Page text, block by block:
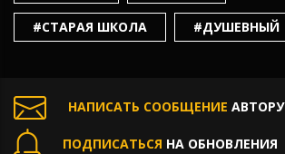
#СТАРАЯ ШКОЛА #ДУШЕВНЫЙ
НАПИСАТЬ СООБЩЕНИЕ АВТОРУ
ПОДПИСАТЬСЯ НА ОБНОВЛЕНИЯ